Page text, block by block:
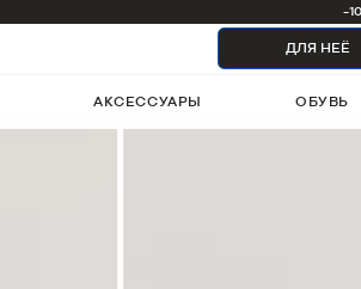
ДЛЯ НЕЁ
АКСЕССУАРЫ ОБУВЬ